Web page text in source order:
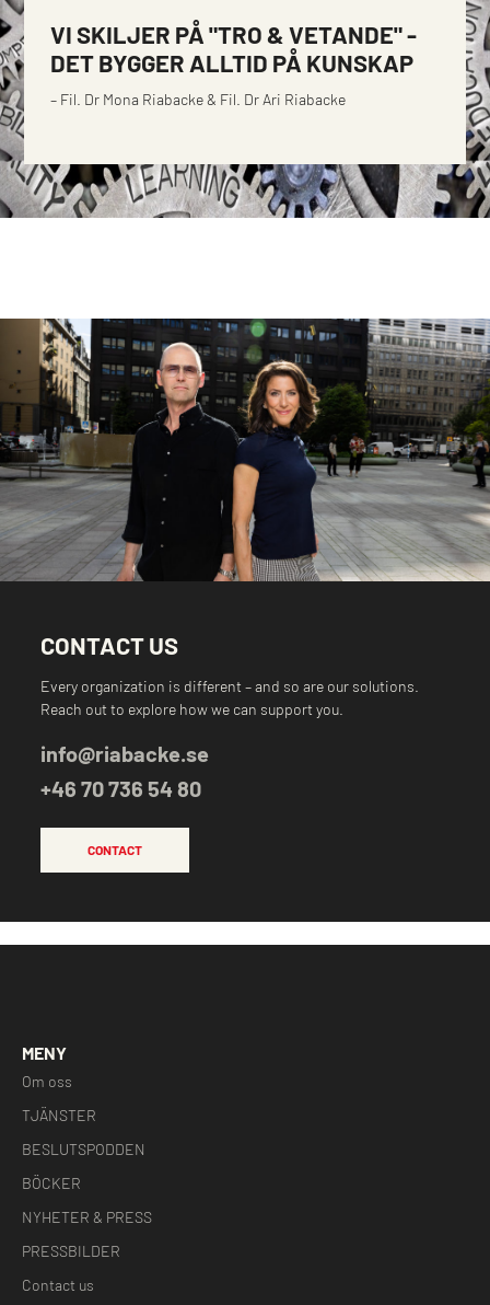
VI SKILJER PÅ "TRO & VETANDE" -
DET BYGGER ALLTID PÅ KUNSKAP
– Fil. Dr Mona Riabacke & Fil. Dr Ari Riabacke
CONTACT US
Every organization is different – and so are our solutions.
Reach out to explore how we can support you.
info@riabacke.se
+46 70 736 54 80
CONTACT
MENY
Om oss
TJÄNSTER
BESLUTSPODDEN
BÖCKER
NYHETER & PRESS
PRESSBILDER
Contact us